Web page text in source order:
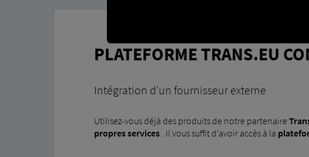
PLATEFORME TRANS.EU
Intégration d'un fournisseur externe
Utilisez-vous déjà des produits de notre partenaire
propres services. Il vous suffit d’avoir accès à la